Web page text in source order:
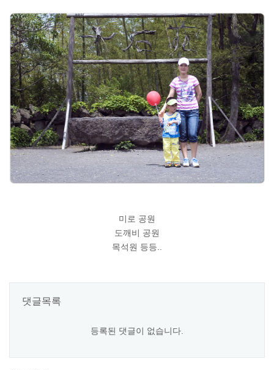
미로 공원
도깨비 공원
목석원 등등..
댓글목록
등록된 댓글이 없습니다.